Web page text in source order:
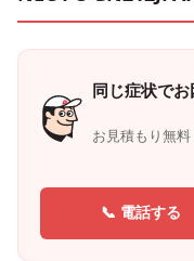
同じ症状で
お見積もり無
📞 電話する